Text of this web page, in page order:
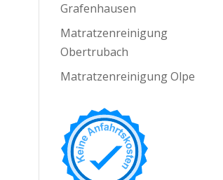
Grafenhausen
Matratzenreinigung
Obertrubach
Matratzenreinigung Olpe